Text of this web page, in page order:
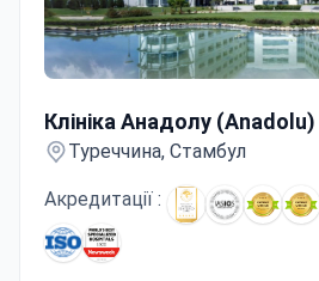
Клініка Анадолу (Anadolu)
Туреччина, Стамбул
Акредитації :